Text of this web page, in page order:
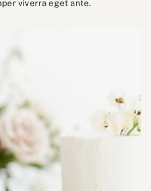
viverra eget ante.